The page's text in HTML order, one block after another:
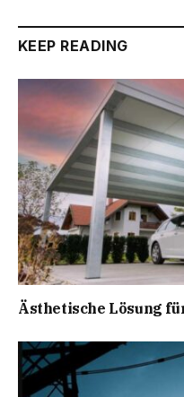
KEEP READING
Ästhetische Lösung